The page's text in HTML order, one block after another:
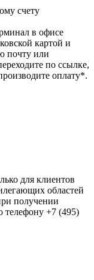
счету
в офисе
картой и
почту или
по ссылке,
оплату*.
для клиентов
областей
получении
телефону +7 (495)